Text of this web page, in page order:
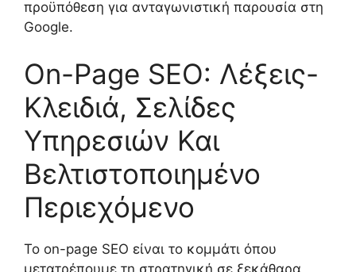
προϋπόθεση για ανταγωνιστική παρουσία στη
Google.
On-Page SEO: Λέξεις-
Κλειδιά, Σελίδες
Υπηρεσιών Και
Βελτιστοποιημένο
Περιεχόμενο
Το on-page SEO είναι το κομμάτι όπου